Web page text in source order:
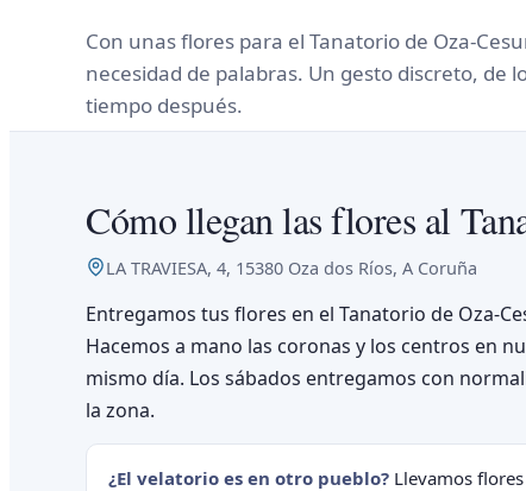
Con unas flores para el Tanatorio de Oza-
necesidad de palabras. Un gesto discreto, de
tiempo después.
Cómo llegan las flores al
LA TRAVIESA, 4, 15380 Oza dos Ríos, A Coruña
Entregamos tus flores en el Tanatorio de Oza-
Hacemos a mano las coronas y los centros en
mismo día. Los sábados entregamos con
la zona.
¿El velatorio es en otro pueblo? Llevamos